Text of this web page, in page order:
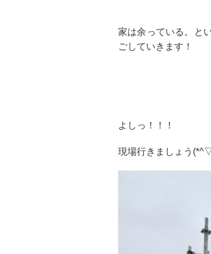
家は余っている。と
ごしていきます！
よしっ！！！
現場行きましょう